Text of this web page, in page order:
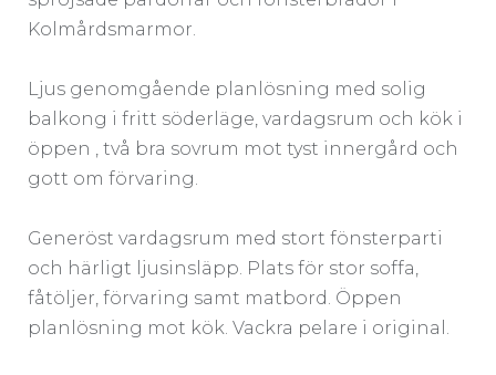
Kolmårdsmarmor.
Ljus genomgående planlösning med solig
balkong i fritt söderläge, vardagsrum och kök i
öppen , två bra sovrum mot tyst innergård och
gott om förvaring.
Generöst vardagsrum med stort fönsterparti
och härligt ljusinsläpp. Plats för stor soffa,
fåtöljer, förvaring samt matbord. Öppen
planlösning mot kök. Vackra pelare i original.